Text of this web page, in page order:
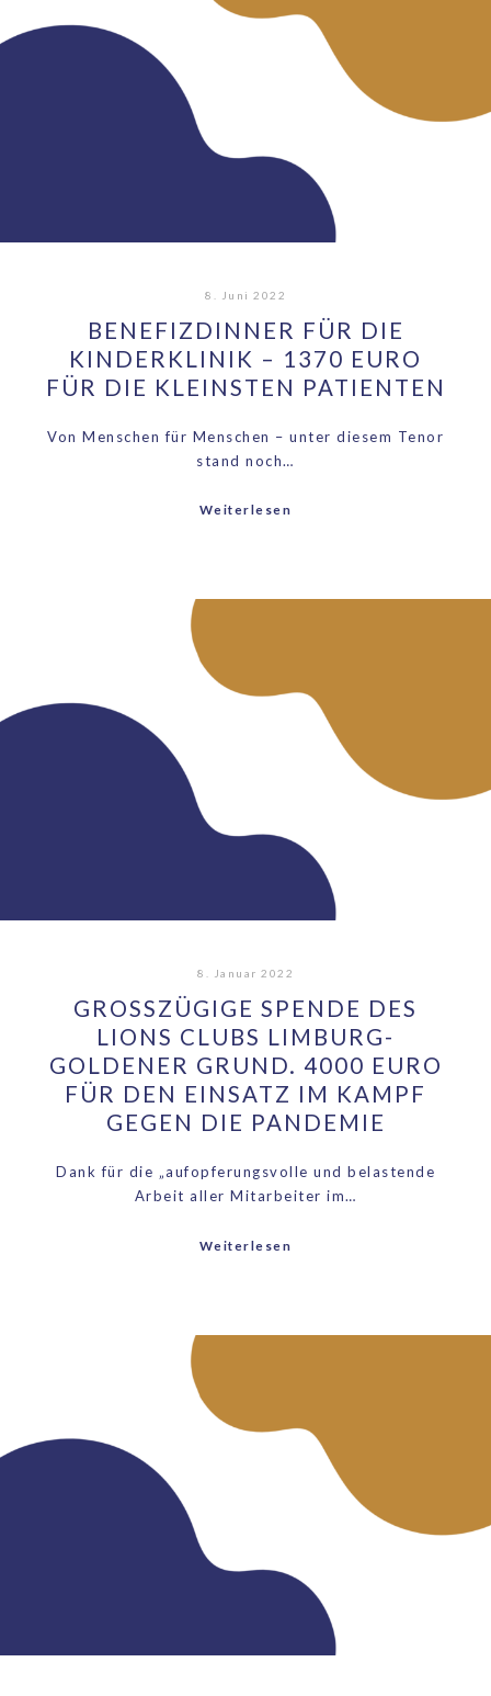
8. Juni 2022
BENEFIZDINNER FÜR DIE
KINDERKLINIK – 1370 EURO
FÜR DIE KLEINSTEN PATIENTEN
Von Menschen für Menschen – unter diesem Tenor
stand noch…
Weiterlesen
8. Januar 2022
GROSSZÜGIGE SPENDE DES L
IONS CLUBS LIMBURG-G
OLDENER GRUND. 4000 EURO F
ÜR DEN EINSATZ IM KAMPF G
EGEN DIE PANDEMIE
Dank für die „aufopferungsvolle und belastende
Arbeit aller Mitarbeiter im…
Weiterlesen